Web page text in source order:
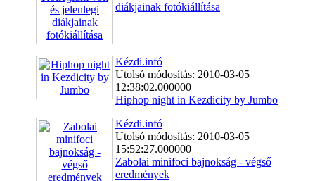
diákjainak fotókiállítása
Kézdi.infó
Utolsó módosítás: 2010-03-05
12:38:02.000000
Hiphop night in Kezdicity by Jumbo
Kézdi.infó
Utolsó módosítás: 2010-03-05
15:52:27.000000
Zabolai minifoci bajnokság - végső
eredmények